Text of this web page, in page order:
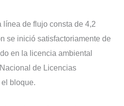
línea de flujo consta de 4,2
se inició satisfactoriamente de
en la licencia ambiental
de Licencias
bloque.